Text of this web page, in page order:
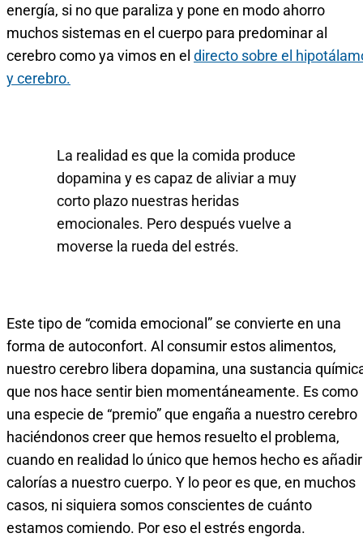
energía, si no que paraliza y pone en modo ahorro
muchos sistemas en el cuerpo para predominar al
cerebro como ya vimos en el directo sobre el
y cerebro.
La realidad es que la comida produce
dopamina y es capaz de aliviar a muy
corto plazo nuestras heridas
emocionales. Pero después vuelve a
moverse la rueda del estrés.
Este tipo de “comida emocional” se convierte en una
forma de autoconfort. Al consumir estos alimentos,
nuestro cerebro libera dopamina, una sustancia
que nos hace sentir bien momentáneamente. Es como
una especie de “premio” que engaña a nuestro cerebro
haciéndonos creer que hemos resuelto el problema,
cuando en realidad lo único que hemos hecho es añadir
calorías a nuestro cuerpo. Y lo peor es que, en muchos
casos, ni siquiera somos conscientes de cuánto
estamos comiendo. Por eso el estrés engorda.